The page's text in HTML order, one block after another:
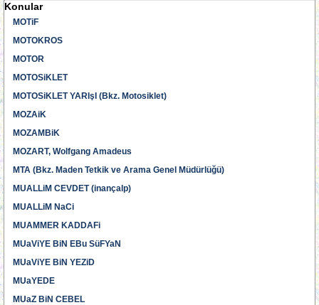
Konular
MOTiF
MOTOKROS
MOTOR
MOTOSiKLET
MOTOSiKLET YARIşI (Bkz. Motosiklet)
MOZAiK
MOZAMBiK
MOZART, Wolfgang Amadeus
MTA (Bkz. Maden Tetkik ve Arama Genel Müdürlüğü)
MUALLiM CEVDET (inançalp)
MUALLiM NaCi
MUAMMER KADDAFi
MUaViYE BiN EBu SüFYaN
MUaViYE BiN YEZiD
MUaYEDE
MUaZ BiN CEBEL